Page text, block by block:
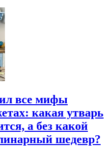
все мифы
какая утварь
а без какой
шедевр?